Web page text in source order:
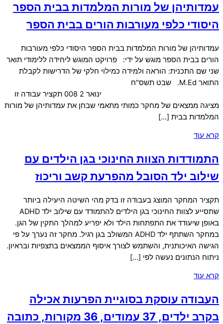
עמדותיהן של מורות המלמדות בבית הספר
היסודי כלפי מעורבות הורים בבית הספר
עמדותיהן של מורות המלמדות בבית הספר היסודי כלפי מעורבות
הורים בבית הספר מוגש על ידי: פרויקט המוגש ליחידה ללימודי תואר
שני שם התכנית: הוראה ולמידה כמילוי חלקי של הדרישות לקבלת
התואר M.Ed. שבט תשס"ח
ינואר 2 008 תקציר עבודה זו
מציגה ממצאים של מחקר כמותי מתאמי שבחן את עמדותיהן של מורות
המלמדות בבית […]
קרא עוד
התמודדות הצוות החינוכי בגן הילדים עם
שילוב ילד הסובל מהפרעת קשב וריכוז
תקציר המחקר המוצג בעבודה זו בדק מהי השיטה היעילה ביותר
שתסייע לצוות החינוכי בגן הילדים להתמודד עם שילוב ילד ADHD
באופן שיעודד את התפתחות הילד ולא יפריע למהלך התקין של הגן.
במחקר השתתף ילד ADHD המשולב בגן רגיל. מחקר זה נערך על פי
הגישה האיכותנית, והשתמש לצורך איסוף הממצאים בתצפיות ובראיון.
ניתוח הנתונים נעשה לפי […]
קרא עוד
העבודה עוסקת בסוגיית הפרעות אכילה
בקרב ילדים, 37 עמודים, 36 מקורות, כתובה